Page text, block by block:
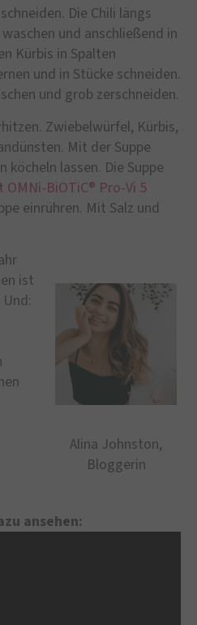
Die Chili längs
und anschließend in
Kürbis in Spalten
und in Stücke schneiden.
und grob zerschneiden.
Zwiebelwürfel, Kürbis,
Mit der Suppe
köcheln lassen. Die Suppe
OMNi-BiOTiC® Pro-Vi 5
einrühren. Mit Salz und
Alina Johnston,
Bloggerin
ist
ansehen: